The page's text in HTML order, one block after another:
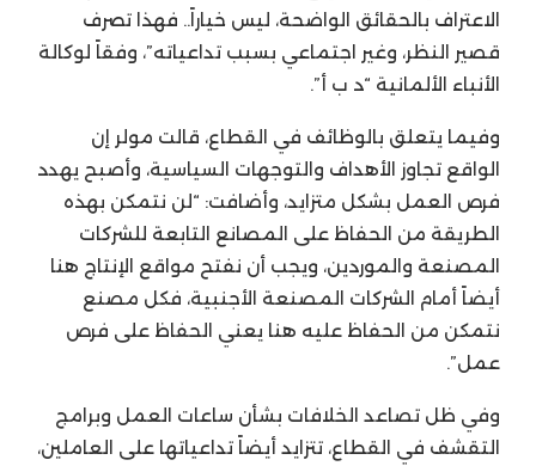
الاعتراف بالحقائق الواضحة، ليس خياراً.. فهذا تصرف
قصير النظر، وغير اجتماعي بسبب تداعياته”، وفقاً لوكالة
الأنباء الألمانية “د ب أ”.
وفيما يتعلق بالوظائف في القطاع، قالت مولر إن
الواقع تجاوز الأهداف والتوجهات السياسية، وأصبح يهدد
فرص العمل بشكل متزايد، وأضافت: “لن نتمكن بهذه
الطريقة من الحفاظ على المصانع التابعة للشركات
المصنعة والموردين، ويجب أن نفتح مواقع الإنتاج هنا
أيضاً أمام الشركات المصنعة الأجنبية، فكل مصنع
نتمكن من الحفاظ عليه هنا يعني الحفاظ على فرص
عمل”.
وفي ظل تصاعد الخلافات بشأن ساعات العمل وبرامج
التقشف في القطاع، تتزايد أيضاً تداعياتها على العاملين،